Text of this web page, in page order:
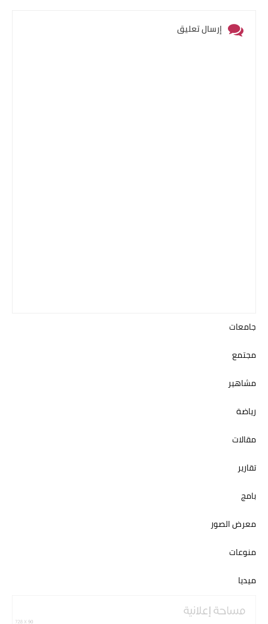
إرسال تعليق
جامعات
مجتمع
مشاهير
رياضة
مقالات
تقارير
بامج
معرض الصور
منوعات
ميديا